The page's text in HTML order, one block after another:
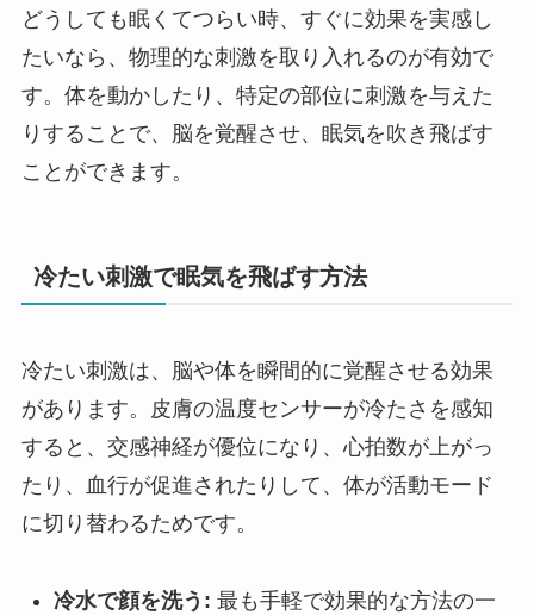
どうしても眠くてつらい時、すぐに効果を実感し
たいなら、物理的な刺激を取り入れるのが有効で
す。体を動かしたり、特定の部位に刺激を与えた
りすることで、脳を覚醒させ、眠気を吹き飛ばす
ことができます。
冷たい刺激で眠気を飛ばす方法
冷たい刺激は、脳や体を瞬間的に覚醒させる効果
があります。皮膚の温度センサーが冷たさを感知
すると、交感神経が優位になり、心拍数が上がっ
たり、血行が促進されたりして、体が活動モード
に切り替わるためです。
冷水で顔を洗う: 最も手軽で効果的な方法の一